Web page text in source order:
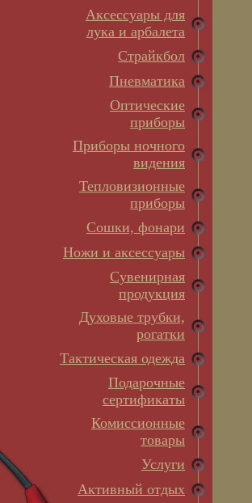
Аксессуары для
лука и арбалета
Страйкбол
Пневматика
Оптические
приборы
Приборы ночного
видения
Тепловизионные
приборы
Сошки, фонари
Ножи и аксессуары
Сувенирная
продукция
Духовые трубки,
рогатки
Тактическая одежда
Подарочные
сертификаты
Комиссионные
товары
Услуги
Активный отдых